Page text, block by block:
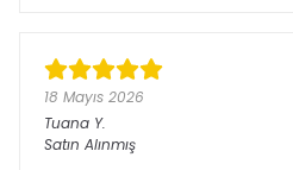
18 Mayıs 2026
Tuana Y.
Satın Alınmış